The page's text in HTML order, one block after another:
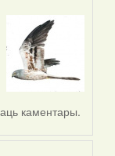
каментары.